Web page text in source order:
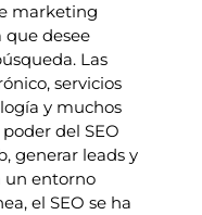
marketing
desee
Las
servicios
y muchos
del SEO
generar leads y
un entorno
el SEO se ha